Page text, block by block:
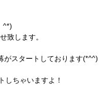
^*)
致します。
スタートしております(*^^)
しちゃいますよ！